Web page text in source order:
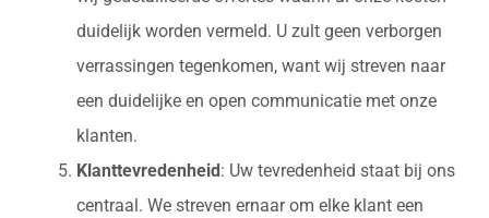
duidelijk worden vermeld. U zult geen verborgen
verrassingen tegenkomen, want wij streven naar
een duidelijke en open communicatie met onze
klanten.
Klanttevredenheid : Uw tevredenheid staat bij ons
centraal. We streven ernaar om elke klant een